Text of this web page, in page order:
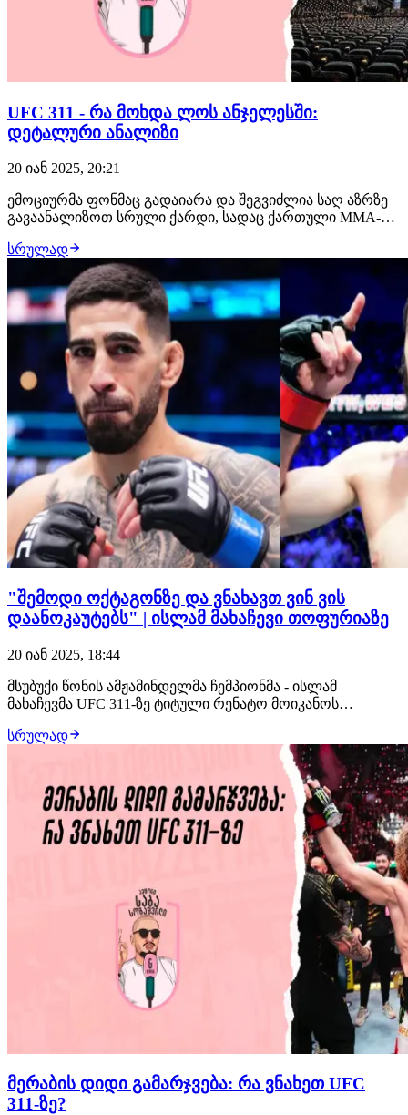
UFC 311 - რა მოხდა ლოს ანჯელესში:
დეტალური ანალიზი
20 იან 2025, 20:21
ემოციურმა ფონმაც გადაიარა და შეგვიძლია საღ აზრზე
გავაანალიზოთ სრული ქარდი, სადაც ქართული MMA-ის
დვალიშვილმა პირველი სატიტულო დაცვა შემოგვთავაზა
ისეთი ძლიერი მეტოქის წინააღმდეგ, როგორიც
დაუმარცხებელი მებრძოლი უმარ ნურმაგომედოვი
გახლდათ. უმ…
სრულად
"შემოდი ოქტაგონზე და ვნახავთ ვინ ვის
დაანოკაუტებს" | ისლამ მახაჩევი თოფურიაზე
20 იან 2025, 18:44
მსუბუქი წონის ამჟამინდელმა ჩემპიონმა - ისლამ
მახაჩევმა UFC 311-ზე ტიტული რენატო მოიკანოს
დაღესტნელმა მებრძოლმა პრესკონფერენციაზე მის
სამომავლო გეგმებთან დაკავშირებით ისაუბრა.ალბათ
მოგეხსენებათ, რომ ილია თოფურიამ X-ზე პოსტი
განათავსა,…
სრულად
მერაბის დიდი გამარჯვება: რა ვნახეთ UFC
311-ზე?